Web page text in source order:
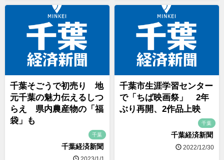
千葉そごうで初売り 地
元千葉の魅力伝えるしつ
らえ 県内農産物の「福
袋」も
千葉
千葉経済新聞
千葉市生涯学習センター
で「ちば映画祭」 2年
ぶり再開、2作品上映
千葉
千葉経済新聞
2022/12/30